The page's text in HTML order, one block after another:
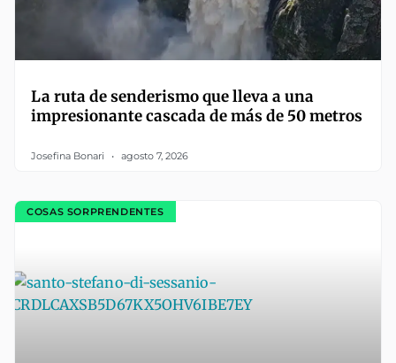
La ruta de senderismo que lleva a una
impresionante cascada de más de 50 metros
Josefina Bonari agosto 7, 2026
COSAS SORPRENDENTES